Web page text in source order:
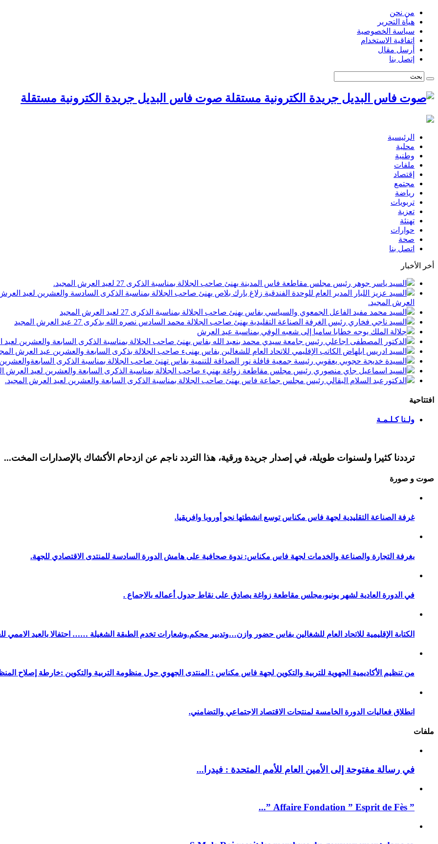
من نحن
هيأة التحرير
سياسة الخصوصية
اتفاقية الاستخدام
أرسل مقال
إتصل بنا
صوت فاس البديل جريدة الكترونية مستقلة
الرئيسية
محلية
وطنية
ملفات
إقتصاد
مجتمع
رياضة
تربويات
تعزية
تهنئة
حوارات
صحة
اتصل بنا
أخر الأخبار
السيد ياسر جوهر رئيس مجلس مقاطعة فاس المدينة يهنئ صاحب الجلالة بمناسبة الذكرى 27 لعيد العرش المجيد.
السيد عزيز اللبار المدير العام للوحدة الفندقية زلاغ بارك بلاص يهنئ صاحب الجلالة بمناسبة الذكرى السادسة والعشرين لعيد
العرش المجيد.
السيد محمد مفيد الفاعل الجمعوي والسياسي بفاس يهنئ صاحب الجلالة بمناسبة الذكرى 27 لعيد العرش المجيد
السيد ناجي فخاري رئيس الغرفة الصناعة التقليدية يهنئ صاحب الجلالة محمد السادس نصره الله بذكرى 27 عيد العرش المجيد
جلالة الملك يوجه خطابا ساميا إلى شعبه الوفي بمناسبة عيد العرش
الدكتور المصطفى اجاعلي رئيس جامعة سيدي محمد بنعبد الله بفاس يهنئ صاحب الجلالة بمناسبة الذكرى السابعة والعشرين لعيد
السيد ادريس ابلهاض الكاتب الإقليمي للاتحاد العام للشغالين بفاس يهنىء صاحب الجلالة بذكرى السابعة والعشرين عيد العرش
السيدة خديجة حجوبي يعقوبي رئيسة جمعية قافلة نور الصداقة للتنمية بفاس تهنئ صاحب الجلالة بمناسبة الذكرى
السيد اسماعيل جاي منصوري رئيس مجلس مقاطعة زواغة يهنيء صاحب الجلالة بمناسبة الذكرى السابعة والعشرين لعيد العرش
الدكتورعبد السلام البقالي رئيس مجلس جماعة فاس يهنئ صاحب الجلالة بمناسبة الذكرى السابعة والعشرين لعيد العرش المجيد.
افتتاحية
ولـنا كـلـمـة
ترددنا كثيرا ولسنوات طويلة، في إصدار جريدة ورقية، هذا التردد ناجم عن ازدحام الأكشاك بالإصدارات المخت...
صوت و صورة
غرفة الصناعة التقليدية لجهة فاس مكناس توسع انشطتها نحو أوروبا وافريقيا.
بغرفة التجارة والصناعة والخدمات لجهة فاس مكناس: ندوة صحافية على هامش الدورة السادسة للمنتدى الاقتصادي للجهة.
في الدورة العادية لشهر يونيو،مجلس مقاطعة زواغة يصادق على نقاط جدول أعماله بالاجماع .
الكتابة الإقليمية للاتحاد العام للشغالين بفاس حضور وازن…وتدبير محكم.وشعارات تخدم الطبقة الشغيلة …… احتفالا بالعيد الاممي
من تنظيم الأكاديمية الجهوية للتربية والتكوين لجهة فاس مكناس : المنتدى الجهوي حول منظومة التربية والتكوين :خارطة إصلاح
انطلاق فعاليات الدورة الخامسة لمنتجات الاقتصاد الاجتماعي والتضامني.
ملفات
في رسالة مفتوحة إلى الأمين العام للأمم المتحدة : فيدرا...
” Affaire Fondation ” Esprit de Fès ”...